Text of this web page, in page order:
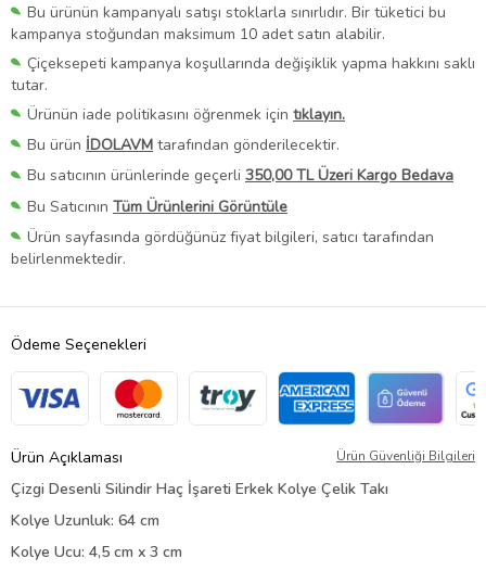
Bu ürünün kampanyalı satışı stoklarla sınırlıdır. Bir tüketici bu
kampanya stoğundan maksimum 10 adet satın alabilir.
Çiçeksepeti kampanya koşullarında değişiklik yapma hakkını saklı
tutar.
Ürünün iade politikasını öğrenmek için tıklayın.
Bu ürün İDOLAVM tarafından gönderilecektir.
Bu satıcının ürünlerinde geçerli 350,00 TL Üzeri Kargo Bedava
Bu Satıcının Tüm Ürünlerini Görüntüle
Ürün sayfasında gördüğünüz fiyat bilgileri, satıcı tarafından
belirlenmektedir.
Ödeme Seçenekleri
Ürün Açıklaması Ürün Güvenliği Bilgileri
Çizgi Desenli Silindir Haç İşareti Erkek Kolye Çelik Takı
Kolye Uzunluk: 64 cm
Kolye Ucu: 4,5 cm x 3 cm